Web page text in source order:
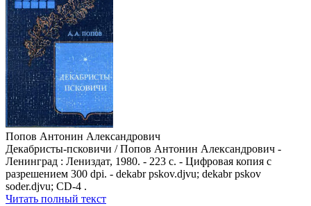
Попов Антонин Александрович
Декабристы-псковичи / Попов Антонин Александрович -
Ленинград : Лениздат, 1980. - 223 с. - Цифровая копия с
разрешением 300 dpi. - dekabr pskov.djvu; dekabr pskov
soder.djvu; CD-4 .
Читать полный текст